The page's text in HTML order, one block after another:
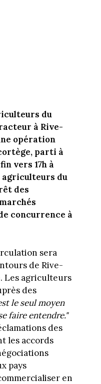
du
à Rive-
opération
parti à
vers 17h à
agriculteurs du
des
concurrence à
sera
de Rive-
Les agriculteurs
des
le seul moyen
faire entendre."
des
les accords
pays
en